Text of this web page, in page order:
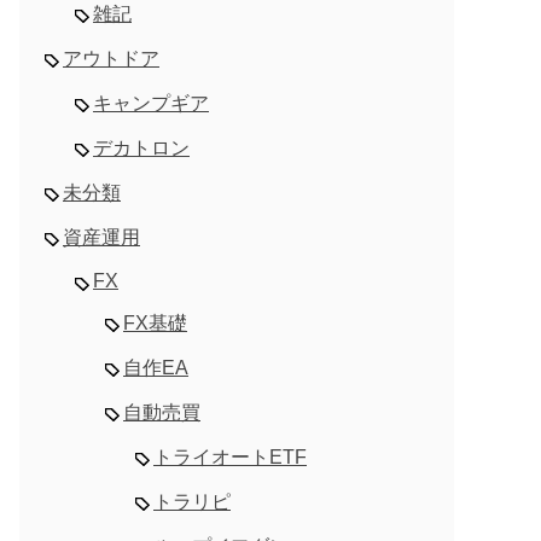
雑記
アウトドア
キャンプギア
デカトロン
未分類
資産運用
FX
FX基礎
自作EA
自動売買
トライオートETF
トラリピ